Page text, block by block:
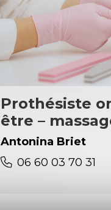
Prothésiste
être –
Antonina Briet
06 60 03 70 31